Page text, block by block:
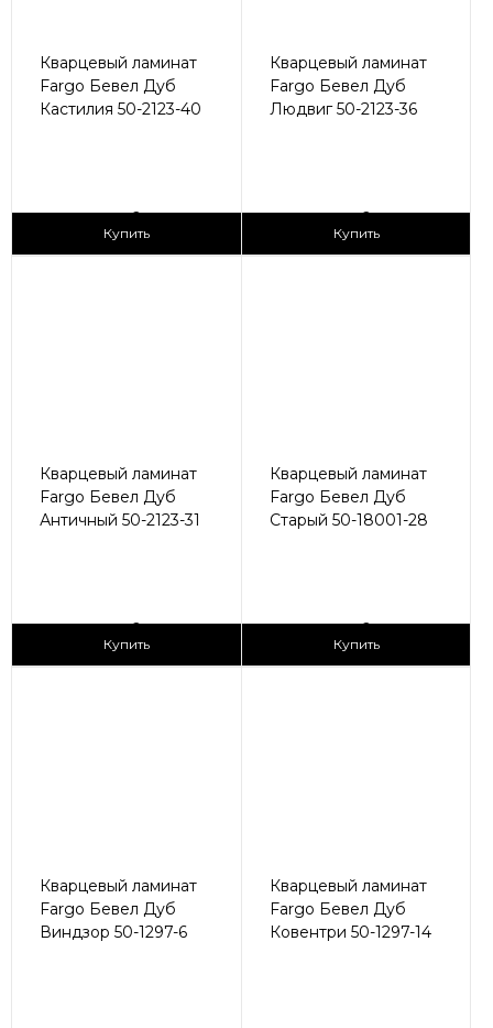
Кварцевый ламинат
Fargo Бевел Дуб
Кастилия 50-2123-40
2
Купить
Кварцевый ламинат
Fargo Бевел Дуб
Людвиг 50-2123-36
2
Купить
Кварцевый ламинат
Fargo Бевел Дуб
Античный 50-2123-31
2
Купить
Кварцевый ламинат
Fargo Бевел Дуб
Старый 50-18001-28
2
Купить
Кварцевый ламинат
Fargo Бевел Дуб
Виндзор 50-1297-6
Кварцевый ламинат
Fargo Бевел Дуб
Ковентри 50-1297-14